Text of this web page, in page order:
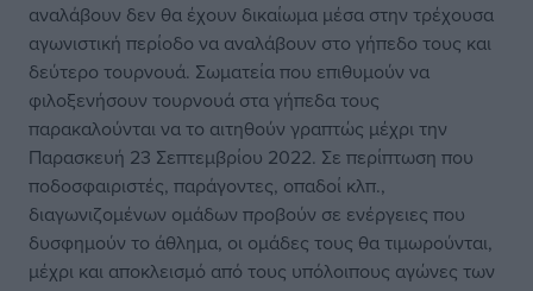
αναλάβουν δεν θα έχουν δικαίωμα μέσα στην τρέχουσα
αγωνιστική περίοδο να αναλάβουν στο γήπεδο τους και
δεύτερο τουρνουά. Σωματεία που επιθυμούν να
φιλοξενήσουν τουρνουά στα γήπεδα τους
παρακαλούνται να το αιτηθούν γραπτώς μέχρι την
Παρασκευή 23 Σεπτεμβρίου 2022. Σε περίπτωση που
ποδοσφαιριστές, παράγοντες, οπαδοί κλπ.,
διαγωνιζομένων ομάδων προβούν σε ενέργειες που
δυσφημούν το άθλημα, οι ομάδες τους θα τιμωρούνται,
μέχρι και αποκλεισμό από τους υπόλοιπους αγώνες των